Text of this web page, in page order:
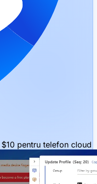
pentru telefon cloud